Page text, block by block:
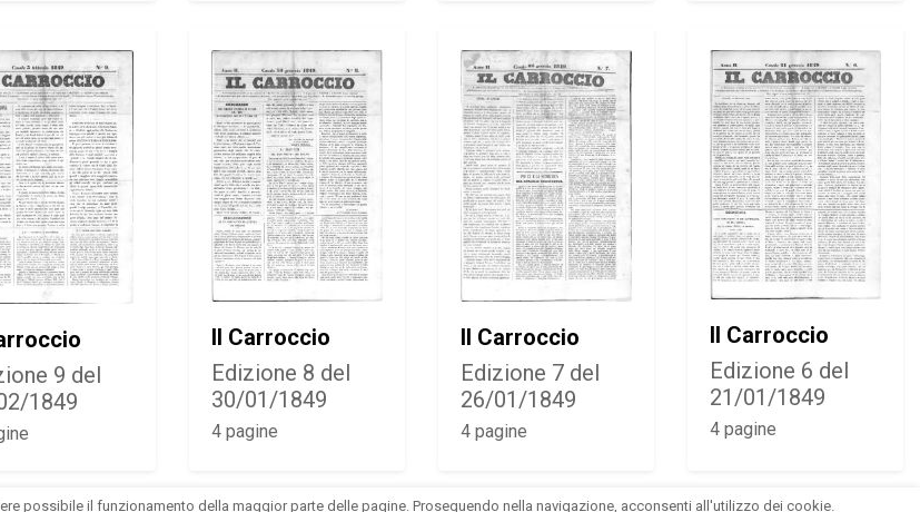
9 del
1849
Il Carroccio
Edizione 8 del
30/01/1849
4 pagine
Il Carroccio
Edizione 7 del
26/01/1849
4 pagine
Il Carroccio
Edizione 6 del
21/01/1849
4 pagine
possibile il funzionamento della maggior parte delle pagine. Proseguendo nella navigazione, acconsenti all'utilizzo dei cookie.